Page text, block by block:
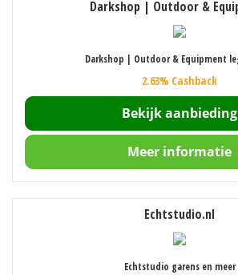
Darkshop | Outdoor &
Darkshop | Outdoor & Equipment
2.63% Cashback
Bekijk aanbieding
Meer informatie
Echtstudio.nl
Echtstudio garens en meer